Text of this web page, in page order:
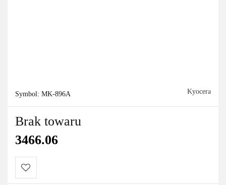
Symbol: MK-896A Kyocera
Brak towaru
3466.06